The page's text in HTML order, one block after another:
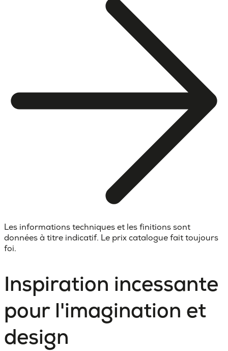
Les informations techniques et les finitions sont
données à titre indicatif. Le prix catalogue fait toujours
foi.
Inspiration incessante
pour l'imagination et
design